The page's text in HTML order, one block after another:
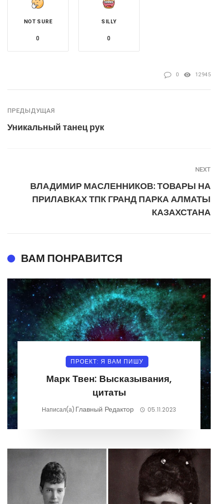
NOT SURE
0
SILLY
0
0 12945
ПРЕДЫДУЩАЯ
Уникальный танец рук
NEXT
ВЛАДИМИР МАСЛЕННИКОВ: ТОВАРЫ НА
ПРИЛАВКАХ ТПК ГРАНД ПАРКА АЛМАТЫ
КАЗАХСТАНА
ВАМ ПОНРАВИТСЯ
ПРОЕКТ: Я ВАМ ПИШУ
Марк Твен: Высказывания,
цитаты
Написал(а) Главный Редактор 05.11.2023